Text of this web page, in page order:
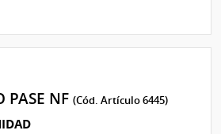
PASE NF(Cód. Artículo 6445)